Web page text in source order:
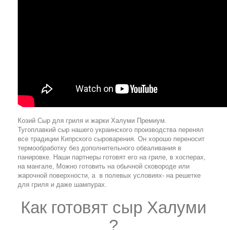
Козий Сыр для гриля и жарки Халуми Премиум.
Тугоплавкий сыр нашего украинского производства перенял
все традиции Кипрского сыроварения. Он хорошо переносит
термообработку без дополнительного обваливания в
панировке. Наши партнеры готовят его на гриле, в хосперах,
на мангале, Можно готовить на обычной сковороде или
жарочной поверхности, а в полевых условиях- на решетке
для гриля и даже шампурах.
Как готовят сыр Халуми
?